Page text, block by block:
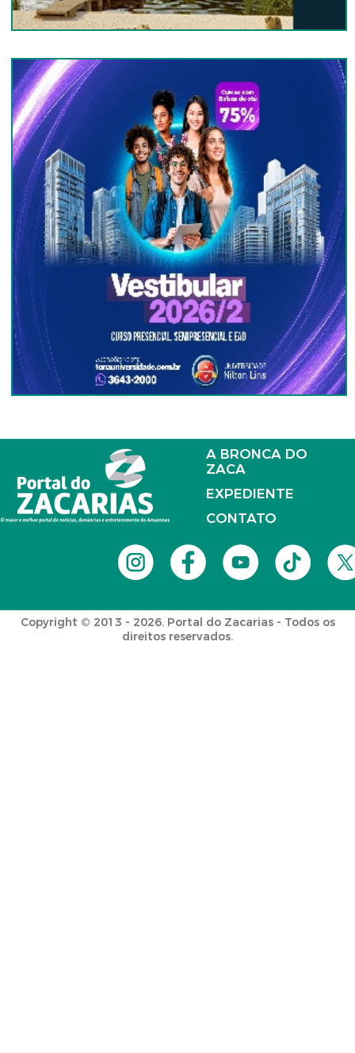
A BRONCA DO
ZACA
EXPEDIENTE
CONTATO
Copyright © 2013 - 2026. Portal do Zacarias - Todos os
direitos reservados.